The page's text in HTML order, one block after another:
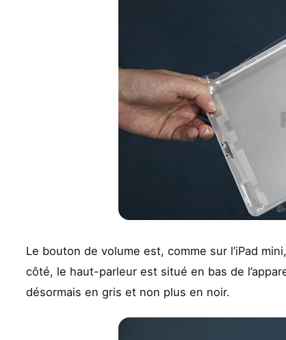
Le bouton de volume est, comme sur l’iPad
côté, le haut-parleur est situé en bas de
désormais en gris et non plus en noir.